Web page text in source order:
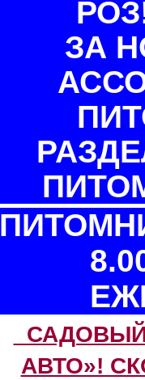
ЗА
АВТО»!